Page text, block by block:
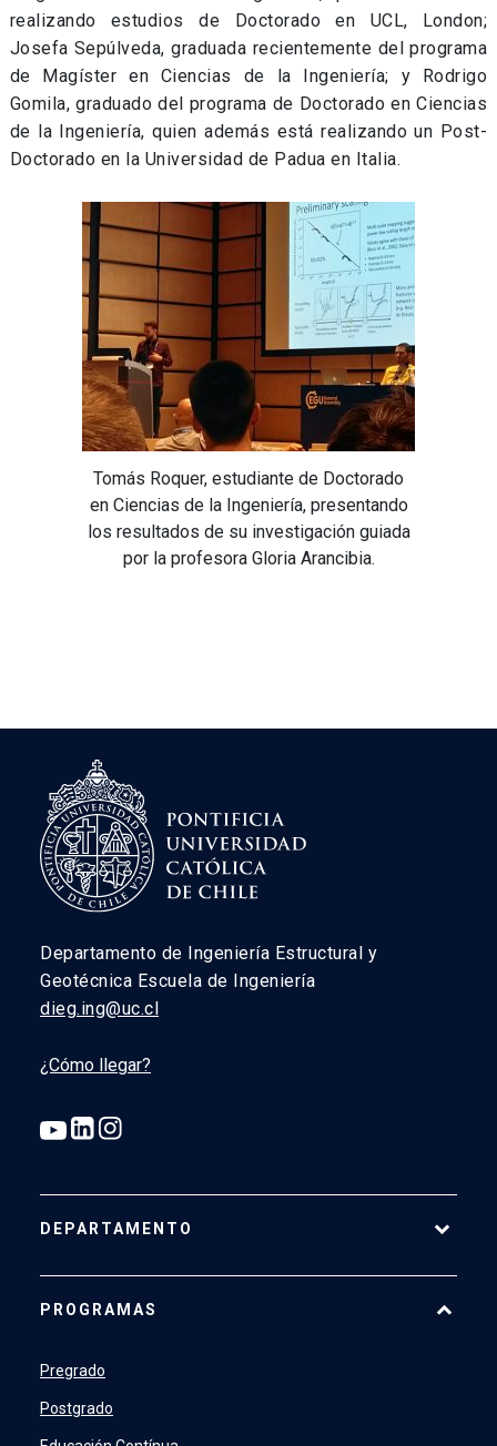
realizando estudios de Doctorado en UCL, London;
Josefa Sepúlveda, graduada recientemente del programa
de Magíster en Ciencias de la Ingeniería; y Rodrigo
Gomila, graduado del programa de Doctorado en Ciencias
de la Ingeniería, quien además está realizando un Post-
Doctorado en la Universidad de Padua en Italia.
Tomás Roquer, estudiante de Doctorado
en Ciencias de la Ingeniería, presentando
los resultados de su investigación guiada
por la profesora Gloria Arancibia.
Departamento de Ingeniería Estructural y
Geotécnica Escuela de Ingeniería
dieg.ing@uc.cl
¿Cómo llegar?
DEPARTAMENTO
Académicos
Profesionales y Administrativos
Estudiantes
PROGRAMAS
Pregrado
Postgrado